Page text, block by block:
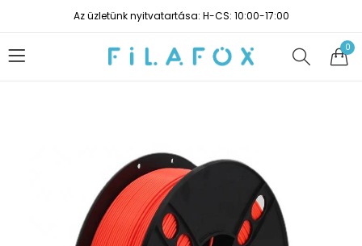
Az üzletünk nyitvatartása: H-CS: 10:00-17:00
0